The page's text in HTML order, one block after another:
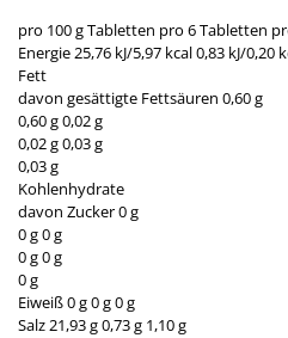
pro 100 g Tabletten pro 6 Tabletten
Energie 25,76 kJ/5,97 kcal 0,83 kJ/0,20
Fett
davon gesättigte Fettsäuren 0,60 g
0,60 g 0,02 g
0,02 g 0,03 g
0,03 g
Kohlenhydrate
davon Zucker 0 g
0 g 0 g
0 g 0 g
0 g
Eiweiß 0 g 0 g 0 g
Salz 21,93 g 0,73 g 1,10 g